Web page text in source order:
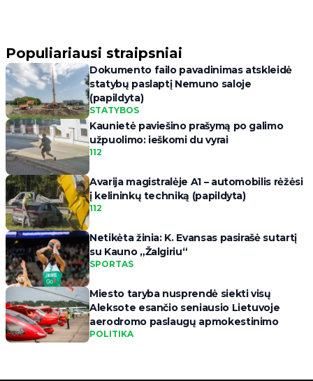
Populiariausi straipsniai
Dokumento failo pavadinimas atskleidė
statybų paslaptį Nemuno saloje
(papildyta)
STATYBOS
Kaunietė paviešino prašymą po galimo
užpuolimo: ieškomi du vyrai
112
Avarija magistralėje A1 – automobilis rėžėsi
į kelininkų techniką (papildyta)
112
Netikėta žinia: K. Evansas pasirašė sutartį
su Kauno „Žalgiriu“
SPORTAS
Miesto taryba nusprendė siekti visų
Aleksote esančio seniausio Lietuvoje
aerodromo paslaugų apmokestinimo
POLITIKA